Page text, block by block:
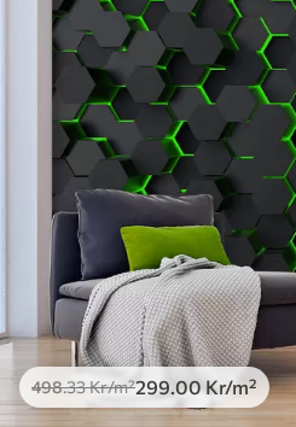
498.33Kr/m²299 .00 Kr/m²